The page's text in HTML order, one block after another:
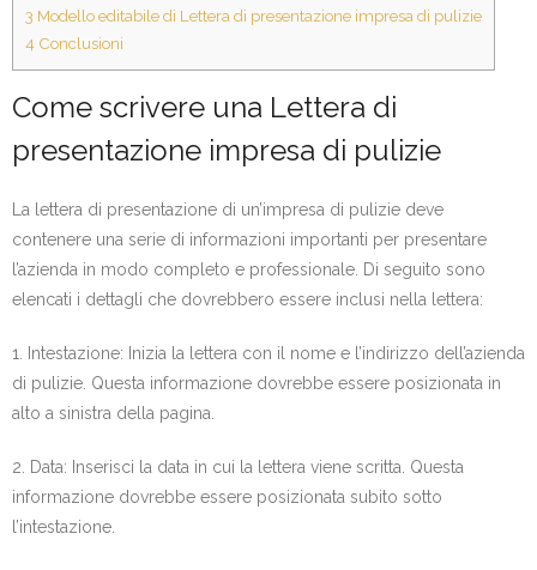
3 Modello editabile di Lettera di presentazione impresa di pulizie
4 Conclusioni
Come scrivere una Lettera di
presentazione impresa di pulizie
La lettera di presentazione di un’impresa di pulizie deve
contenere una serie di informazioni importanti per presentare
l’azienda in modo completo e professionale. Di seguito sono
elencati i dettagli che dovrebbero essere inclusi nella lettera:
1. Intestazione: Inizia la lettera con il nome e l’indirizzo dell’azienda
di pulizie. Questa informazione dovrebbe essere posizionata in
alto a sinistra della pagina.
2. Data: Inserisci la data in cui la lettera viene scritta. Questa
informazione dovrebbe essere posizionata subito sotto
l’intestazione.